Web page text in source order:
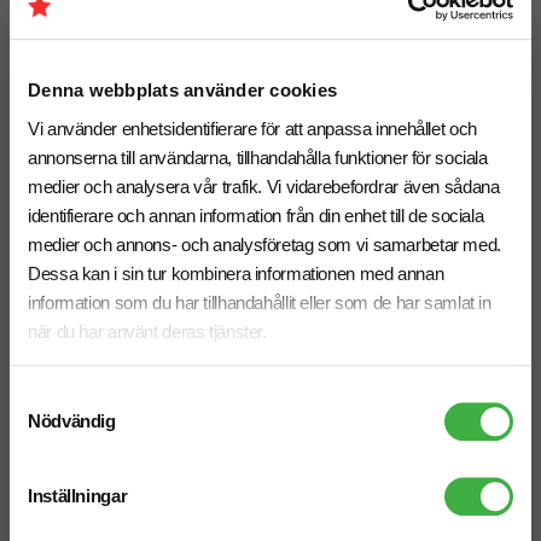
Denna webbplats använder cookies
Vi använder enhetsidentifierare för att anpassa innehållet och
annonserna till användarna, tillhandahålla funktioner för sociala
medier och analysera vår trafik. Vi vidarebefordrar även sådana
identifierare och annan information från din enhet till de sociala
medier och annons- och analysföretag som vi samarbetar med.
Dessa kan i sin tur kombinera informationen med annan
information som du har tillhandahållit eller som de har samlat in
när du har använt deras tjänster.
Nödvändig
Inställningar
Hub-laddare Urban Vitamin
Sacramento 105 W GaN
Antal från: 2 st
8 arbetsdagar
Väggladdare Anker 45 W
fr. 383,75 kr inkl. moms
Antal från: 5 st
8 arbetsdagar
Återvunnet Återvunnet